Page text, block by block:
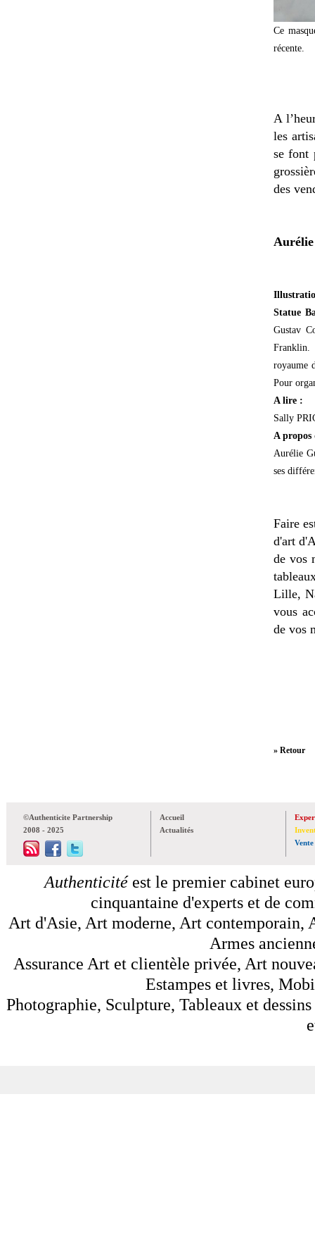
Ce
récente.
A
les
se font
des
Statue
Gustav
Franklin.
royaume
Pour
A lire :
Sally
A
Aurélie
ses
Faire
d'art
de vos
Lille,
vous
de vos
» Retour
©Authenticite Partnership
2008 - 2025
Accueil
Actualités
Vente
Authenticitéest le premier cabinet
cinquantaine d'experts et de
Art d'Asie, Art moderne, Art contemporain,
Armes
Assurance Art et clientèle privée, Art
Estampes et livres,
Photographie, Sculpture, Tableaux et